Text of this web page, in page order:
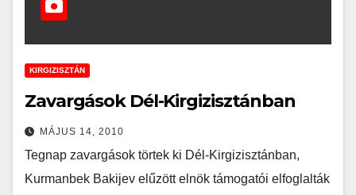
KIRGIZISZTÁN
Zavargások Dél-Kirgizisztánban
MÁJUS 14, 2010
Tegnap zavargások törtek ki Dél-Kirgizisztánban,
Kurmanbek Bakijev elűzött elnök támogatói elfoglalták